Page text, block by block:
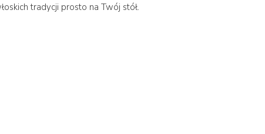
tradycji prosto na Twój stół.